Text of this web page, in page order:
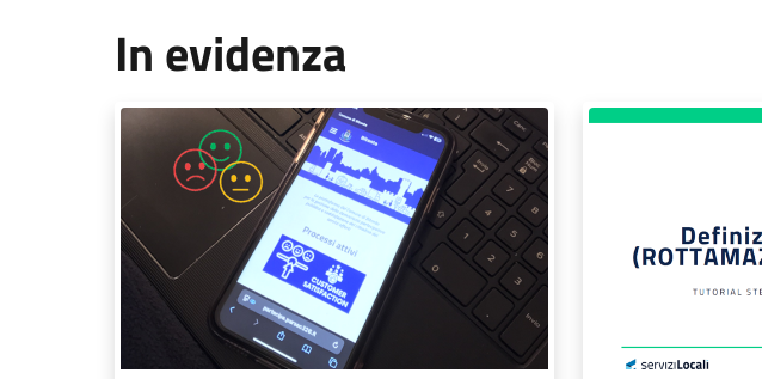
In evidenza